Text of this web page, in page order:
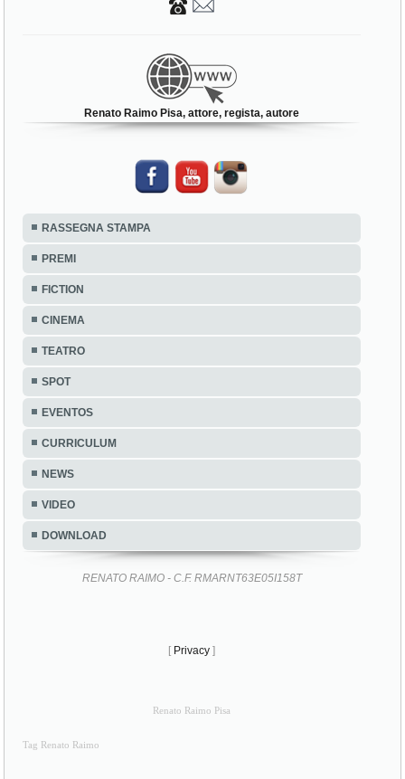
Renato Raimo Pisa, attore, regista, autore
RASSEGNA STAMPA
PREMI
FICTION
CINEMA
TEATRO
SPOT
EVENTOS
CURRICULUM
NEWS
VIDEO
DOWNLOAD
RENATO RAIMO - C.F. RMARNT63E05I158T
[ Privacy ]
Renato Raimo Pisa
Tag Renato Raimo